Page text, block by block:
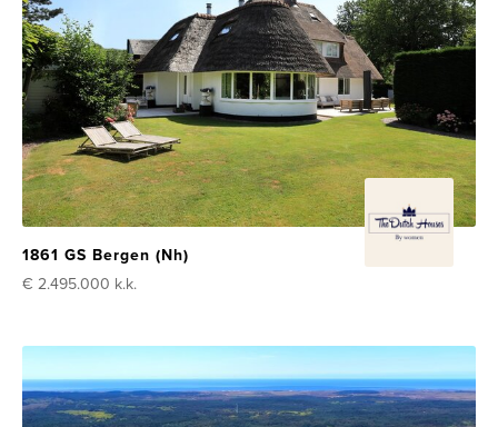
1861 GS Bergen (Nh)
€ 2.495.000 k.k.